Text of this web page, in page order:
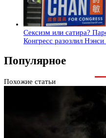
Сексизм или сатира?
Конгресс разозлил
Популярное
Похожие статьи